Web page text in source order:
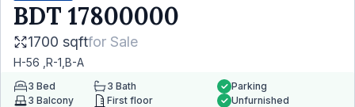
BDT 17800000
1700 sqftfor Sale
H-56 ,R-1,B-A
3 Bed 3 Bath
3 Balcony First floor
Parking
Unfurnished